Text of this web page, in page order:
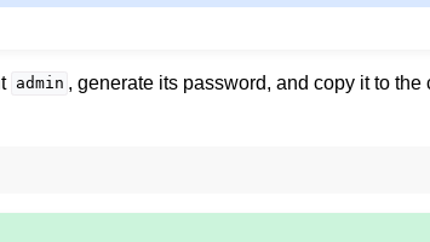
admin , generate its password, and copy it to the